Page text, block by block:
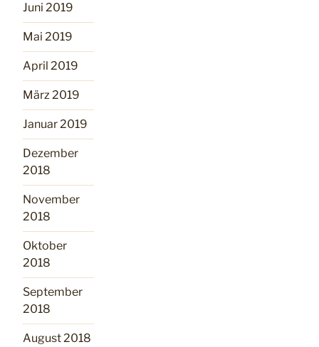
Juni 2019
Mai 2019
April 2019
März 2019
Januar 2019
Dezember
2018
November
2018
Oktober
2018
September
2018
August 2018